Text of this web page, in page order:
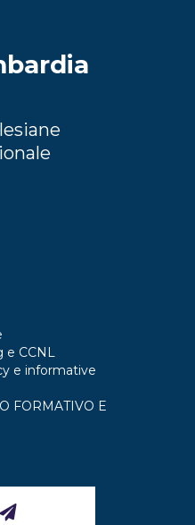
e CCNL
e informative
FORMATIVO E